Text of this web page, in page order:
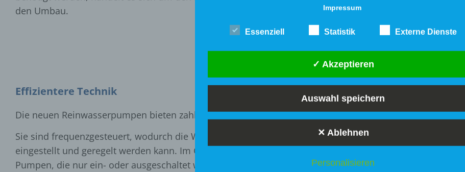
Rohrnetzmeister Stefan Goldammer und
die neue KSB-Pumpe.
den Umbau.
Effizientere Technik
Die neuen Reinwasserpumpen bieten zahlreiche Vorteile:
Sie sind frequenzgesteuert, wodurch die Wassermenge präzise
eingestellt und geregelt werden kann. Im Gegensatz zu den alten
Pumpen, die nur ein- oder ausgeschaltet werden konnten, schont
Impressum
Essenziell Statistik Externe Dienste
✓ Akzeptieren
Auswahl speichern
✕ Ablehnen
Personalisieren